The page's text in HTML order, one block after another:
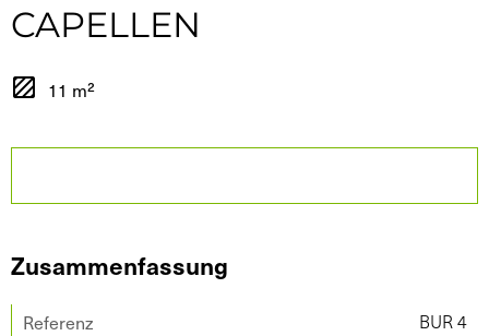
CAPELLEN
11 m²
Zusammenfassung
Referenz BUR 4